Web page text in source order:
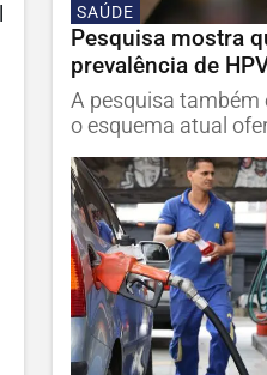
SAÚDE
Pesquisa mostra
prevalência de
A pesquisa também
o esquema atual